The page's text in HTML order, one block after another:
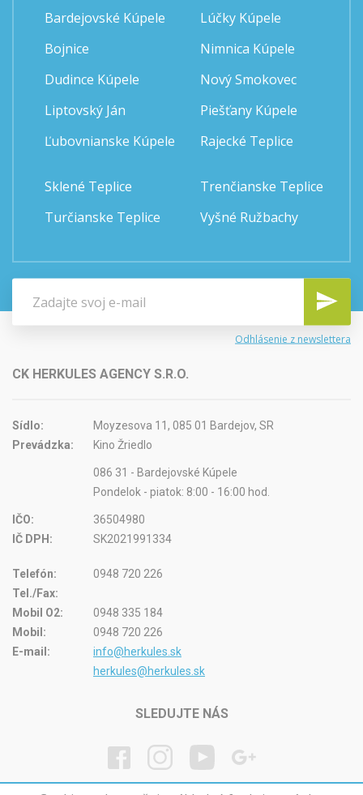
Bardejovské Kúpele
Bojnice
Dudince Kúpele
Liptovský Ján
Ľubovnianske Kúpele
Lúčky Kúpele
Nimnica Kúpele
Nový Smokovec
Piešťany Kúpele
Rajecké Teplice
Sklené Teplice
Turčianske Teplice
Trenčianske Teplice
Vyšné Ružbachy
Odhlásenie z newslettera
CK HERKULES AGENCY S.R.O.
Sídlo:
Moyzesova 11, 085 01 Bardejov, SR
Prevádzka:
Kino Žriedlo
086 31 - Bardejovské Kúpele
Pondelok - piatok: 8:00 - 16:00 hod.
IČO:
36504980
IČ DPH:
SK2021991334
Telefón:
0948 720 226
Tel./Fax:
Mobil O2:
0948 335 184
Mobil:
0948 720 226
E-mail:
info@herkules.sk
herkules@herkules.sk
SLEDUJTE NÁS